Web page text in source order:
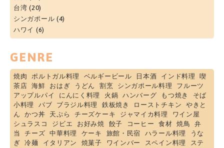
台湾 (20)
シンガポール (4)
ハワイ (6)
GENRE
焼肉 ポルトガル料理 ベルギービール 日本酒 インド料理
喫
茶店
海鮮 おはぎ うどん 割烹 シンガポール料理
フルーツ
アップルパイ
にんにく料理 火鍋 ハンバーグ もつ焼き
そば
小料理
パブ ブラジル料理 鉄板焼き ローストチキン
やきと
ん
かつ丼 天ぷら チーズケーキ ジャマイカ料理
ワイン屋
シュラスコ
ジビエ お好み焼 餃子 コーヒー 食材 焼鳥
弁
当
チーズ 中華料理 ケーキ 旅館・民宿 ハラール料理
うな
ぎ
冷麺 イタリアン 焼菓子 ワインバー スペイン料理
ステ